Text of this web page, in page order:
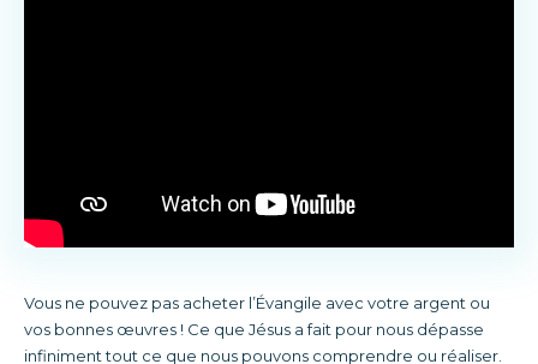
Vous ne pouvez pas acheter l’Évangile avec votre argent ou
vos bonnes œuvres ! Ce que Jésus a fait pour nous dépasse
infiniment tout ce que nous pouvons comprendre ou réaliser.